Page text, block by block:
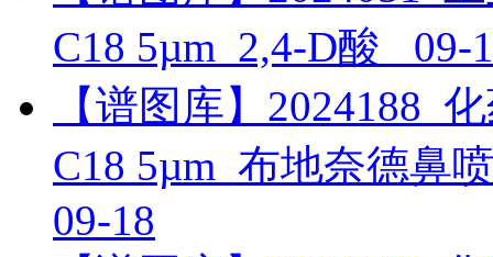
C18 5µm_2,4-D酸_ 09-
【谱图库】2024188_
C18 5µm_布地奈德鼻
09-18